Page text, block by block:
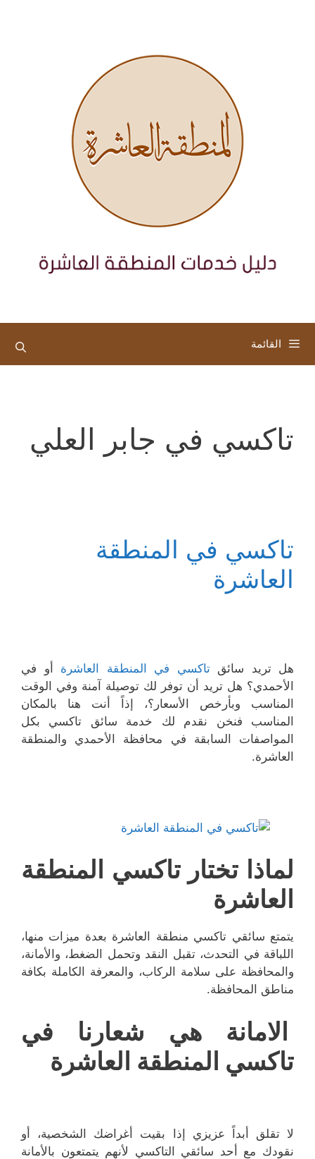
القائمة
تاكسي في جابر العلي
تاكسي في المنطقة
العاشرة
هل تريد سائقتاكسي في المنطقة العاشرة أو في
الأحمدي؟ هل تريد أن توفر لك توصيلة آمنة وفي الوقت
المناسب وبأرخص الأسعار؟، إذاً أنت هنا بالمكان
المناسب فنخن نقدم لك خدمة سائق تاكسي بكل
المواصفات السابقة في محافظة الأحمدي والمنطقة
العاشرة.
لماذا تختار تاكسي المنطقة
العاشرة
يتمتع سائقي تاكسي منطقة العاشرة بعدة ميزات منها،
اللباقة في التحدث، تقبل النقد وتحمل الضغط، والأمانة،
والمحافظة على سلامة الركاب، والمعرفة الكاملة بكافة
مناطق المحافظة.
الامانة هي شعارنا في
تاكسي المنطقة العاشرة
لا تقلق أبداً عزيزي إذا بقيت أغراضك الشخصية، أو
نقودك مع أحد سائقي التاكسي لأنهم يتمتعون بالأمانة